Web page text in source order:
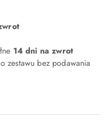
14 dni na zwrot
zestawu bez podawania